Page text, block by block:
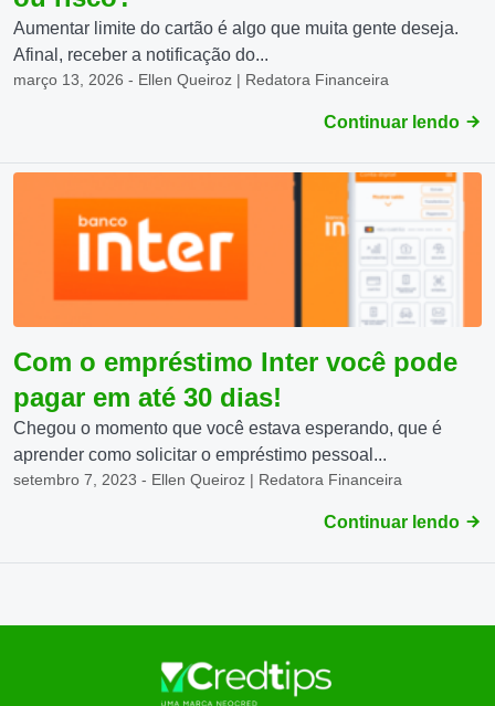
Aumentar limite do cartão é algo que muita gente deseja.
Afinal, receber a notificação do...
março 13, 2026 - Ellen Queiroz | Redatora Financeira
Continuar lendo
Com o empréstimo Inter você pode
pagar em até 30 dias!
Chegou o momento que você estava esperando, que é
aprender como solicitar o empréstimo pessoal...
setembro 7, 2023 - Ellen Queiroz | Redatora Financeira
Continuar lendo